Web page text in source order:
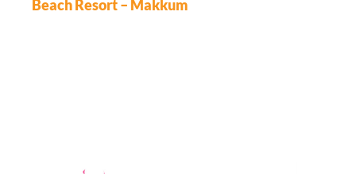
Beach Resort – Makkum